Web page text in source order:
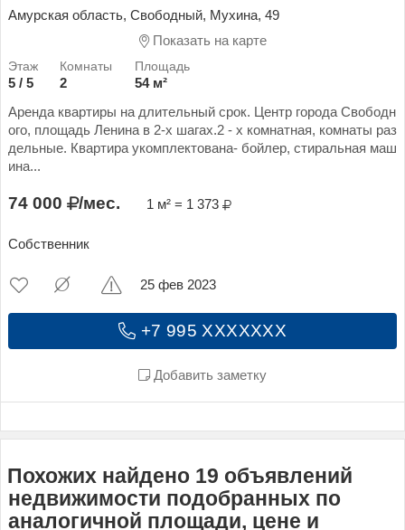
Амурская область, Свободный, Мухина, 49
Показать на карте
5 / 5 2
54 м²
Аренда квартиры на длительный срок. Центр города Свободн
ого, площадь Ленина в 2-х шагах.2 - х комнатная, комнаты раз
дельные. Квартира укомплектована- бойлер, стиральная маш
ина...
74 000 /мес. 1 м² = 1 373
Собственник
+7 995 XXXXXXX
Добавить заметку
25 фев 2023
Похожих найдено 19 объявлений
недвижимости подобранных по
аналогичной площади, цене и